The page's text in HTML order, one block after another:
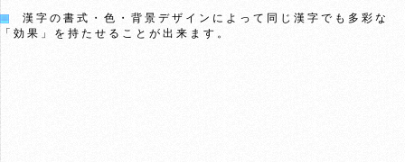
漢字の書式・色・背景デザインによって同じ漢字でも多彩な
「効果」を持たせることが出来ます。